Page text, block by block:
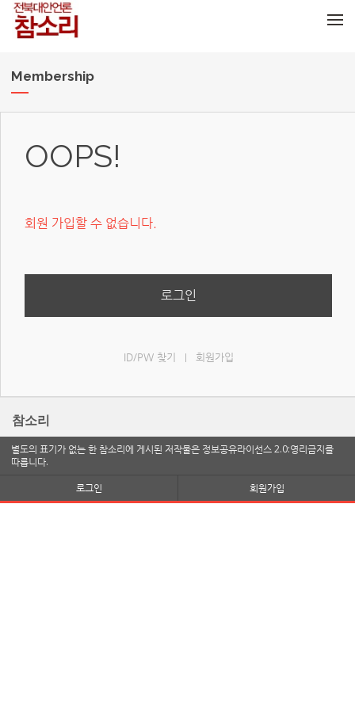
Membership
OOPS!
회원 가입할 수 없습니다.
로그인
ID/PW 찾기 회원가입
참소리
별도의 표기가 없는 한 참소리에 게시된 저작물은 정보공유라이선스 2.0:영리금지를
따릅니다.
로그인
회원가입